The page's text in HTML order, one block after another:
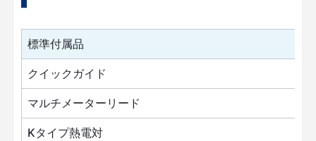
標準付属品
クイックガイド
マルチメーターリード
Kタイプ熱電対